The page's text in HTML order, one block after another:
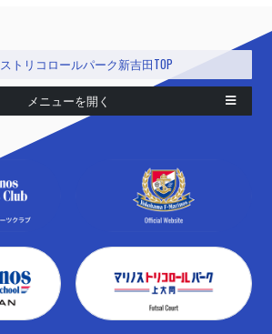
トリコロールパーク新吉田TOP
メニューを開く